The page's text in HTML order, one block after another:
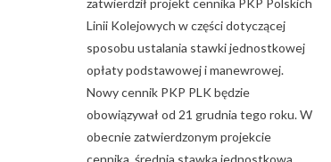
zatwierdził projekt cennika PKP Polskich
Linii Kolejowych w części dotyczącej
sposobu ustalania stawki jednostkowej
opłaty podstawowej i manewrowej.
Nowy cennik PKP PLK będzie
obowiązywał od 21 grudnia tego roku. W
obecnie zatwierdzonym projekcie